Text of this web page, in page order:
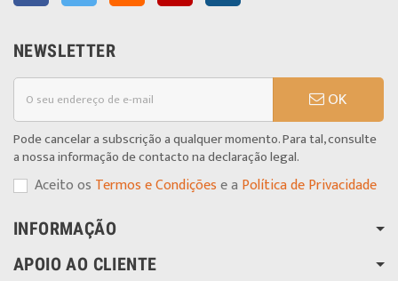
NEWSLETTER
OK
Pode cancelar a subscrição a qualquer momento. Para tal, consulte
a nossa informação de contacto na declaração legal.
Aceito os Termos e Condiçõese a Política de Privacidade
INFORMAÇÃO
APOIO AO CLIENTE